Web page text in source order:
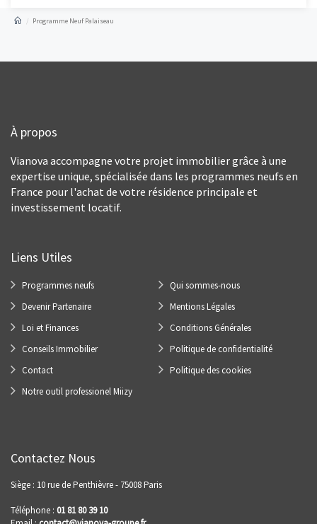
Programme Neuf Palaiseau
À propos
Vianova accompagne votre projet immobilier grâce à une
expertise unique, spécialisée dans les programmes neufs en
France pour l'achat de votre résidence principale et
investissement locatif.
Liens Utiles
Programmes neufs
Devenir Partenaire
Loi et Finances
Conseils Immobilier
Contact
Notre outil professionel Miizy
Qui sommes-nous
Mentions Légales
Conditions Générales
Politique de confidentialité
Politique des cookies
Contactez Nous
Siège : 10 rue de Penthièvre - 75008 Paris
Téléphone : 01 81 80 39 10